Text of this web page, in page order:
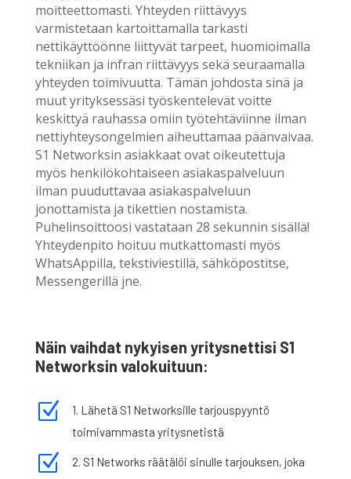
moitteettomasti. Yhteyden riittävyys
varmistetaan kartoittamalla tarkasti
nettikäyttöönne liittyvät tarpeet, huomioimalla
tekniikan ja infran riittävyys sekä seuraamalla
yhteyden toimivuutta. Tämän johdosta sinä ja
muut yrityksessäsi työskentelevät voitte
keskittyä rauhassa omiin työtehtäviinne ilman
nettiyhteysongelmien aiheuttamaa päänvaivaa.
S1 Networksin asiakkaat ovat oikeutettuja
myös henkilökohtaiseen asiakaspalveluun
ilman puuduttavaa asiakaspalveluun
jonottamista ja tikettien nostamista.
Puhelinsoittoosi vastataan 28 sekunnin sisällä!
Yhteydenpito hoituu mutkattomasti myös
WhatsAppilla, tekstiviestillä, sähköpostitse,
Messengerillä jne.
Näin vaihdat nykyisen yritysnettisi S1
Networksin valokuituun:
Z
1. Lähetä S1 Networksille tarjouspyyntö
toimivammasta yritysnetistä
Z
2. S1 Networks räätälöi sinulle tarjouksen, joka